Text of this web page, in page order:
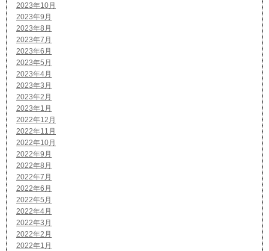
2023年10月
2023年9月
2023年8月
2023年7月
2023年6月
2023年5月
2023年4月
2023年3月
2023年2月
2023年1月
2022年12月
2022年11月
2022年10月
2022年9月
2022年8月
2022年7月
2022年6月
2022年5月
2022年4月
2022年3月
2022年2月
2022年1月